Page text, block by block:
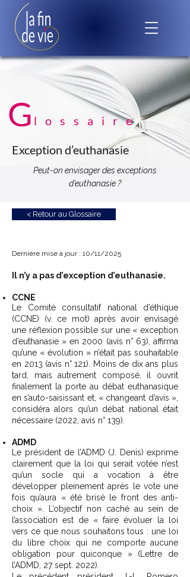
G lossaire
Exception d’euthanasie
Peut-on envisager des exceptions
d’euthanasie ?
< Retour au Glossaire
Dernière mise à jour : 10/11/2025
Il n’y a pas d’exception d’euthanasie.
CCNE
Le Comité consultatif national d’éthique
(CCNE) (v. ce mot) après avoir envisagé
une réflexion possible sur une « exception
d’euthanasie » en 2000 (avis n° 63), affirma
qu’une « évolution » n’était pas souhaitable
en 2013 (avis n° 121). Moins de dix ans plus
tard, mais autrement composé, il ouvrit
finalement la porte au débat euthanasique
en s’auto-saisissant et, « changeant d’avis »,
considéra alors qu’un débat national était
nécessaire (2022, avis n° 139).
ADMD
Le président de l’ADMD (J. Denis) exprime
clairement que la loi qui serait votée n’est
qu’un socle qui a vocation à être
développer pleinement après le vote une
fois qu’aura « été brisé le front des anti-
choix ». L’objectif non caché au sein de
l’association est de « faire évoluer la loi
vers ce que nous souhaitons tous : une loi
du libre choix qui ne comporte aucune
obligation pour quiconque » (Lettre de
l’ADMD, 27 sept. 2022).